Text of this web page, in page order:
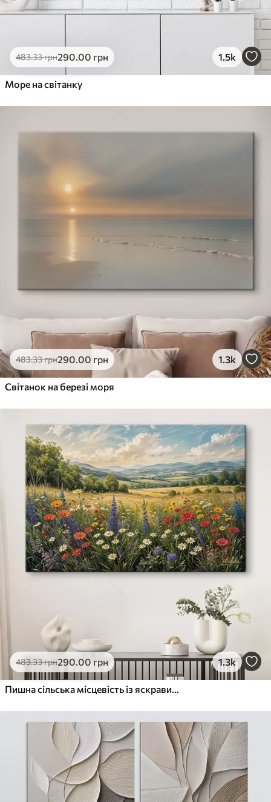
483.33грн290.00 грн 1.5k
Море на світанку
483.33грн290.00 грн 1.3k
Світанок на березі моря
483.33грн290.00 грн 1.3k
Пишна сільська місцевість із яскравим лугом диких квітів, наповненим різнокольоровими квітами під хмарним небом